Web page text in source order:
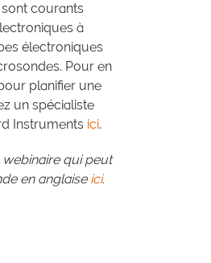
courants
à
électroniques
Pour en
planifier une
un spécialiste
Instruments ici.
qui peut
en anglaise ici.